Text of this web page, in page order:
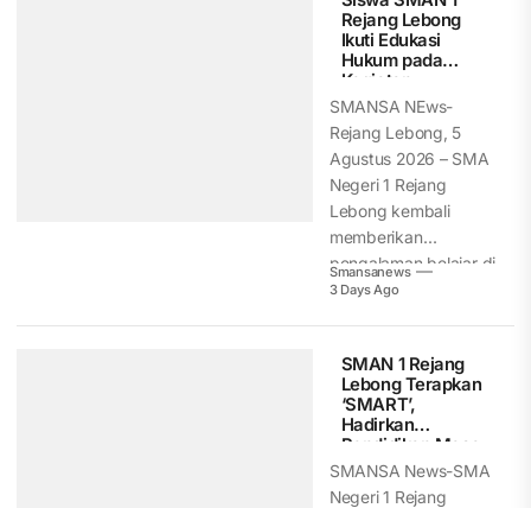
Rejang Lebong
Ikuti Edukasi
Hukum pada
Kegiatan
Pemusnahan
Barang Bukti
Kejari Rejang
Lebong
SMANSA NEws-
Rejang Lebong, 5
Agustus 2026 – SMA
Negeri 1 Rejang
Lebong kembali
memberikan
pengalaman belajar di
luar kelas...
Smansanews
3 Days Ago
SMAN 1 Rejang
Lebong Terapkan
‘SMART’,
Hadirkan
Pendidikan Masa
Depan Berbasis
Digital
SMANSA News-SMA
Negeri 1 Rejang